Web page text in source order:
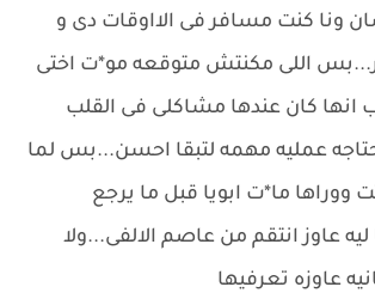
ونا كنت مسافر فى الااوقات دى و
اللى مكنتش متوقعه مو*ت اختى
انها كان عندها مشاكلى فى القلب
عمليه مهمه لتبقا احسن...بس لما
ووراها ما*ت ابويا قبل ما يرجع
عاوز انتقم من عاصم الالفى...ولا
عاوزه تعرفيها